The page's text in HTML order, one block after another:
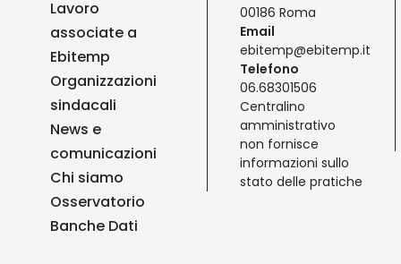
Lavoro
associate a
Ebitemp
Organizzazioni
sindacali
News e
comunicazioni
Chi siamo
Osservatorio
Banche Dati
00186 Roma
Email
ebitemp@ebitemp.it
Telefono
06.68301506
Centralino
amministrativo
non fornisce
informazioni sullo
stato delle pratiche